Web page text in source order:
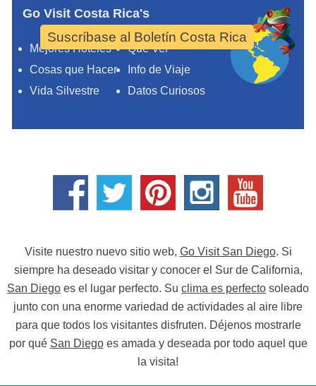
Go Visit Costa Rica's
Mejores Hoteles
Qué Ver
Cosas que Hacer
Info de Viaje
Vida Silvestre
Datos Curiosos
Suscríbase al Boletín Costa Rica
Visite nuestro nuevo sitio web, Go Visit San Diego. Si
siempre ha deseado visitar y conocer el Sur de California,
San Diego es el lugar perfecto. Su clima es perfecto soleado
junto con una enorme variedad de actividades al aire libre
para que todos los visitantes disfruten. Déjenos mostrarle
por qué San Diegoes amada y deseada por todo aquel que
la visita!